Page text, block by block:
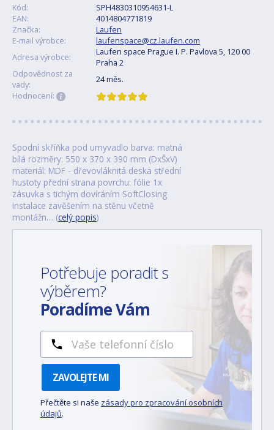
Kód:
SPH4830310954631-L
EAN:
4014804771819
Značka:
Laufen
E-mail výrobce:
laufenspace@cz.laufen.com
Adresa výrobce:
Laufen space Prague I. P. Pavlova 5, 120 00
Praha 2
Odpovědnost za
vady:
24 měs.
Hodnocení:
Spodní skříňka pod umyvadlo barva: matná
bílá rozměry: 550 x 370 x 390 mm (DxŠxV)
materiál: MDF - dřevovláknitá deska střední
hustoty přední strana povrchu: fólie 1x
zásuvka s tichým dovíráním SoftClosing
instalace zavěšením na stěnu včetně
montážn… (celý popis)
Potřebuje poradit s
výběrem?
Poradíme Vám
ZAVOLEJTE MI
Přečtěte si naše zásady pro zpracování osobních
údajů.